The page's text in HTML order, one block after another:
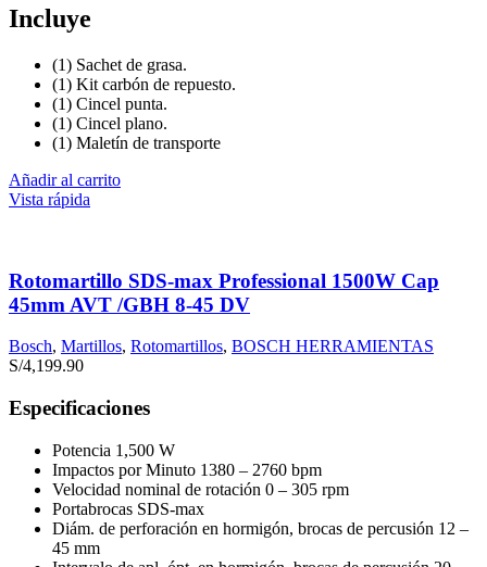
Incluye
(1) Sachet de grasa.
(1) Kit carbón de repuesto.
(1) Cincel punta.
(1) Cincel plano.
(1) Maletín de transporte
Añadir al carrito
Vista rápida
Rotomartillo SDS-max Professional 1500W Cap
45mm AVT /GBH 8-45 DV
Bosch, Martillos, Rotomartillos, BOSCH HERRAMIENTAS
S/4,199.90
Especificaciones
Potencia 1,500 W
Impactos por Minuto 1380 – 2760 bpm
Velocidad nominal de rotación 0 – 305 rpm
Portabrocas SDS-max
Diám. de perforación en hormigón, brocas de percusión 12 –
45 mm